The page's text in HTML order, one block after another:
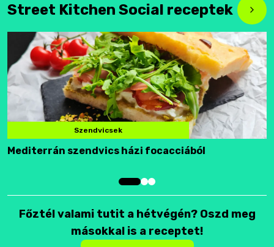
Street Kitchen Social receptek
Szendvicsek
Mediterrán szendvics házi focacciából
Főztél valami tutit a hétvégén? Oszd meg
másokkal is a receptet!